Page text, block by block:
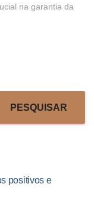
na garantia da
PESQUISAR
positivos e